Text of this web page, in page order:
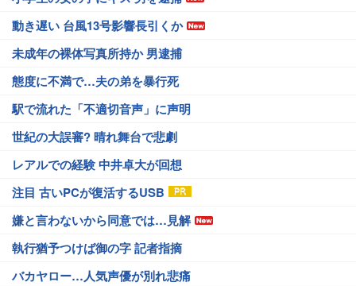
動き遅い 台風13号影響長引くか
未成年の裸体写真所持か 男逮捕
態度に不満で…夫の弟を暴行死
駅で流れた「不適切音声」に声明
世紀の大誤審? 晴れ舞台で悲劇
レアルでの経験 中井卓大が回想
注目 古いPCが復活するUSB
嫌と言わないから同意では…見解
執行猶予つけば御の字 記者指摘
バカヤロー…人気声優が別れ悲痛